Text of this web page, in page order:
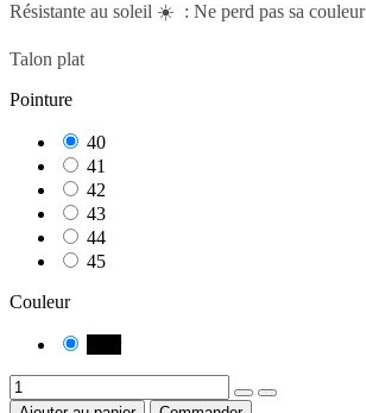
Résistante au soleil ☀️ : Ne perd pas sa couleur
Talon plat
Pointure
40
41
42
43
44
45
Couleur